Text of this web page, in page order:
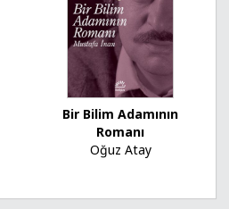
Bir Bilim Adamının
Romanı
Oğuz Atay